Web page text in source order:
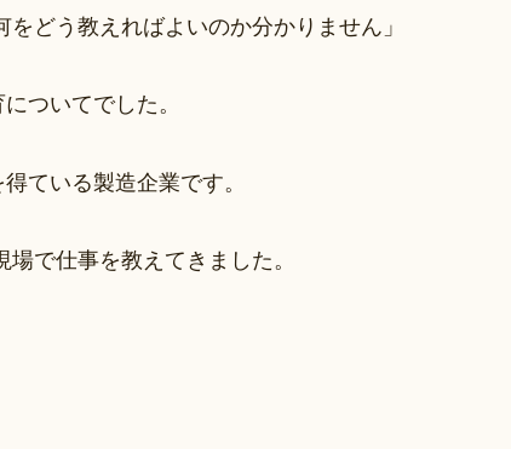
どう教えればよいのか分かりません」
ついてでした。
ている製造企業です。
で仕事を教えてきました。